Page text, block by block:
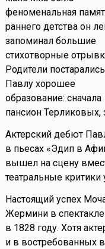
феноменальная
раннего детства он
запоминал большие
стихотворные
Родители
Павлу хорошее
образование: сначала
пансион Терликовых,
Актерский дебют
в пьесах «Эдип в
вышел на сцену
театральные критики
Настоящий успех
Жермини в спектакле
в 1828 году. Хотя
и в востребованных